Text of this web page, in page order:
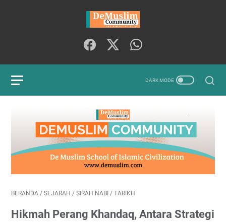
BERANDA / SEJARAH / SIRAH NABI / TARIKH
Hikmah Perang Khandaq, Antara Strategi